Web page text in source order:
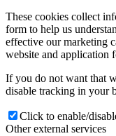
These cookies collect
form to help us
effective our marketing
website and application
If you do not want that
disable tracking in your
Click to enable/
Other external services